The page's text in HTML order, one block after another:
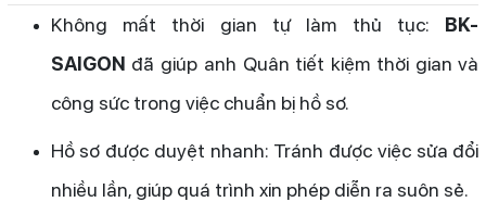
Không mất thời gian tự làm thủ tục: BK-
SAIGON đã giúp anh Quân tiết kiệm thời gian và
công sức trong việc chuẩn bị hồ sơ.
Hồ sơ được duyệt nhanh: Tránh được việc sửa đổi
nhiều lần, giúp quá trình xin phép diễn ra suôn sẻ.